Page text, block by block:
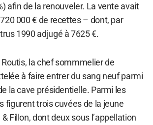
afin de la renouveler. La vente avait
000 € de recettes – dont, par
1990 adjugé à 7625 €.
la chef sommmelier de
à faire entrer du sang neuf parmi
la cave présidentielle. Parmi les
figurent trois cuvées de la jeune
Fillon, dont deux sous l’appellation